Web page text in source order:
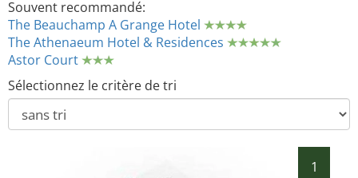
Souvent recommandé:
The Beauchamp A Grange Hotel
The Athenaeum Hotel & Residences
Astor Court
Sélectionnez le critère de tri
1